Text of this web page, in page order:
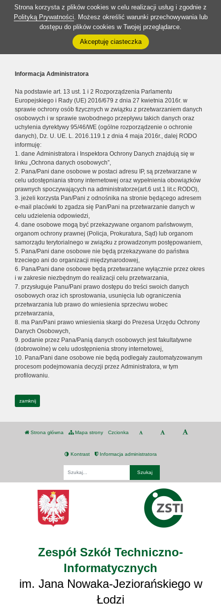
Strona korzysta z plików cookies w celu realizacji usług i zgodnie z
Polityką Prywatności. Możesz określić warunki przechowywania lub
dostępu do plików cookies w Twojej przeglądarce.
Akceptuję ciasteczka
Informacja Administratora
Na podstawie art. 13 ust. 1 i 2 Rozporządzenia Parlamentu
Europejskiego i Rady (UE) 2016/679 z dnia 27 kwietnia 2016r. w
sprawie ochrony osób fizycznych w związku z przetwarzaniem danych
osobowych i w sprawie swobodnego przepływu takich danych oraz
uchylenia dyrektywy 95/46/WE (ogólne rozporządzenie o ochronie
danych), Dz. U. UE. L. 2016.119.1 z dnia 4 maja 2016r., dalej RODO
informuję:
1. dane Administratora i Inspektora Ochrony Danych znajdują się w
linku „Ochrona danych osobowych”,
2. Pana/Pani dane osobowe w postaci adresu IP, są przetwarzane w
celu udostępniania strony internetowej oraz wypełnienia obowiązków
prawnych spoczywających na administratorze(art.6 ust.1 lit.c RODO),
3. jeżeli korzysta Pan/Pani z odnośnika na stronie będącego adresem
e-mail placówki to zgadza się Pan/Pani na przetwarzanie danych w
celu udzielenia odpowiedzi,
4. dane osobowe mogą być przekazywane organom państwowym,
organom ochrony prawnej (Policja, Prokuratura, Sąd) lub organom
samorządu terytorialnego w związku z prowadzonym postępowaniem,
5. Pana/Pani dane osobowe nie będą przekazywane do państwa
trzeciego ani do organizacji międzynarodowej,
6. Pana/Pani dane osobowe będą przetwarzane wyłącznie przez okres
i w zakresie niezbędnym do realizacji celu przetwarzania,
7. przysługuje Panu/Pani prawo dostępu do treści swoich danych
osobowych oraz ich sprostowania, usunięcia lub ograniczenia
przetwarzania lub prawo do wniesienia sprzeciwu wobec
przetwarzania,
8. ma Pan/Pani prawo wniesienia skargi do Prezesa Urzędu Ochrony
Danych Osobowych,
9. podanie przez Pana/Panią danych osobowych jest fakultatywne
(dobrowolne) w celu udostępnienia strony internetowej,
10. Pana/Pani dane osobowe nie będą podlegały zautomatyzowanym
procesom podejmowania decyzji przez Administratora, w tym
profilowaniu.
zamknij
Strona główna Mapa strony Czcionka
Kontrast Informacja administratora
Zespół Szkół Techniczno-
Informatycznych
im. Jana Nowaka-Jeziorańskiego w
Łodzi